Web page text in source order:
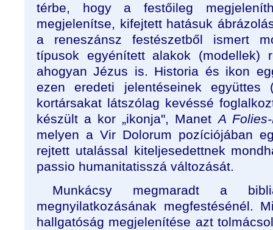
térbe, hogy a festőileg
megjelenítse, kifejtett hatásuk
a reneszánsz festészetből ismert
típusok egyénített alakok (modellek)
ahogyan Jézus is. Historia és ikon
ezen eredeti jelentéseinek együttes
kortársakat látszólag kevéssé
készült a kor „ikonja", ManetA
melyen a Vir Dolorum pozíciójában
rejtett utalással kiteljesedettnek
passio humanitatisszá változását.
Munkácsy megmaradt a
megnyilatkozásának megfestésénél.
hallgatóság megjelenítése azt